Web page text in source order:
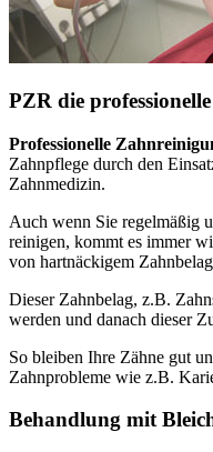
PZR die
Professionelle
Zahnpflege durch den
Zahnmedizin.
Auch wenn Sie regelmäßig
reinigen, kommt es immer
von hartnäckigem
Dieser Zahnbelag, z.B.
werden und danach dieser
So bleiben Ihre Zähne gut
Zahnprobleme wie z.B.
Behandlung mit